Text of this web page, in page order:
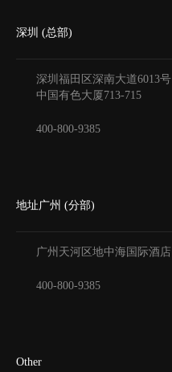
深圳 (总部)
深圳福田区深南大道6013号
中国有色大厦713-715
400-800-9385
地址广州 (分部)
广州天河区地中海国际酒店
400-800-9385
Other